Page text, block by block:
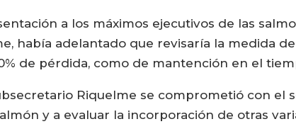
a los máximos ejecutivos de las
había adelantado que revisaría la medida
de pérdida, como de mantención en el
Riquelme se comprometió con el
y a evaluar la incorporación de otras